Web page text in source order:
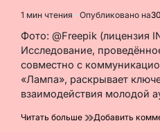
Расчётное
время
чтения
1 мин чтения Опубликовано на
Фото: @Freepik (лицензия
Исследование,
совместно с
«Лампа», раскрывает
взаимодействия молодой
Читать больше Добавить